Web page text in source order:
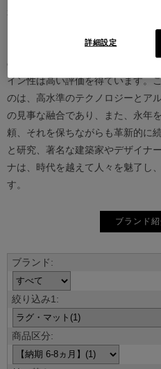
ト・カッシーナによってカッシー
モダンファーニチャーの分野へと
の最も重要な美術館にコレクショ
イン性は高い評価を得ています。
のは、高水準のテクノロジーとア
の見事な融合であり、また、永年
頼、それを保ちながらも革新的に
と研究、著名な建築家やデザイナ
ナは、時代を越えて人々を魅了し
す。
ブランド
詳細設定